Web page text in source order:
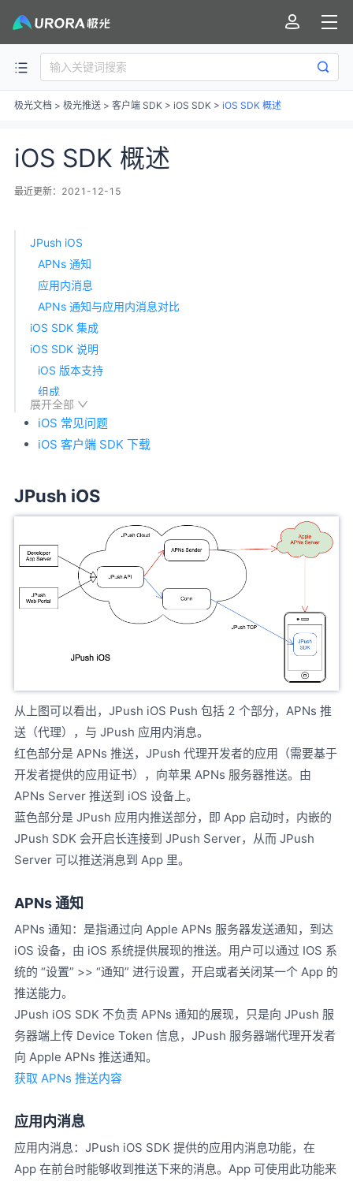
极光文档 > 极光推送 > 客户端 SDK > iOS SDK > iOS SDK 概述
iOS SDK 概述
最近更新：2021-12-15
JPush iOS
APNs 通知
应用内消息
APNs 通知与应用内消息对比
iOS SDK 集成
iOS SDK 说明
iOS 版本支持
组成
注意事项
展开全部
iOS 常见问题
iOS 客户端 SDK 下载
JPush iOS
从上图可以看出，JPush iOS Push 包括 2 个部分，APNs 推
送（代理），与 JPush 应用内消息。
红色部分是 APNs 推送，JPush 代理开发者的应用（需要基于
开发者提供的应用证书），向苹果 APNs 服务器推送。由
APNs Server 推送到 iOS 设备上。
蓝色部分是 JPush 应用内推送部分，即 App 启动时，内嵌的
JPush SDK 会开启长连接到 JPush Server，从而 JPush
Server 可以推送消息到 App 里。
APNs 通知
APNs 通知：是指通过向 Apple APNs 服务器发送通知，到达
iOS 设备，由 iOS 系统提供展现的推送。用户可以通过 IOS 系
统的 “设置” >> “通知” 进行设置，开启或者关闭某一个 App 的
推送能力。
JPush iOS SDK 不负责 APNs 通知的展现，只是向 JPush 服
务器端上传 Device Token 信息，JPush 服务器端代理开发者
向 Apple APNs 推送通知。
获取 APNs 推送内容
应用内消息
应用内消息：JPush iOS SDK 提供的应用内消息功能，在
App 在前台时能够收到推送下来的消息。App 可使用此功能来